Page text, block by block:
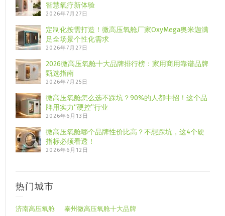
智慧氧疗新体验
2026年7月27日
定制化按需打造！微高压氧舱厂家OxyMega奥米迦满
足全场景个性化需求
2026年7月27日
2026微高压氧舱十大品牌排行榜：家用商用靠谱品牌
甄选指南
2026年7月25日
微高压氧舱怎么选不踩坑？90%的人都中招！这个品
牌用实力“硬控”行业
2026年6月13日
微高压氧舱哪个品牌性价比高？不想踩坑，这4个硬
指标必须看透！
2026年6月12日
热门城市
济南高压氧舱 泰州微高压氧舱十大品牌